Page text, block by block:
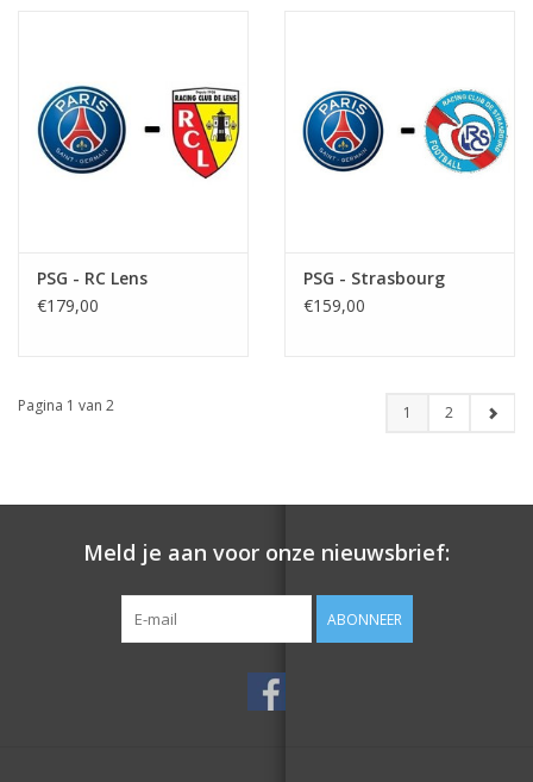
PSG - RC Lens
€179,00
PSG - Strasbourg
€159,00
Pagina 1 van 2 1 2
Meld je aan voor onze nieuwsbrief:
ABONNEER